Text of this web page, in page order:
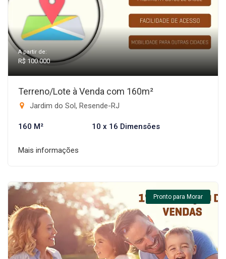
A partir de:
R$ 100.000
Terreno/Lote à Venda com 160m²
Jardim do Sol, Resende-RJ
160 M² 10 x 16 Dimensões
Mais informações
Pronto para Morar